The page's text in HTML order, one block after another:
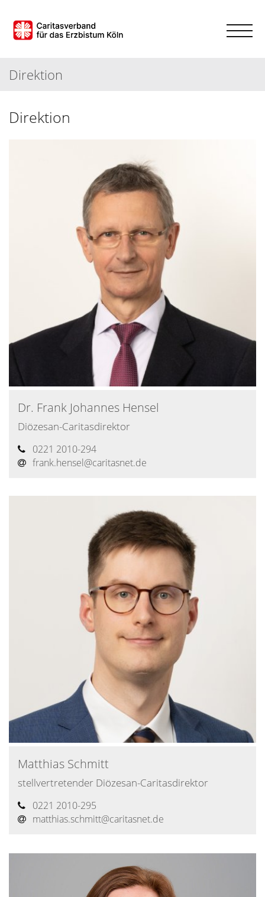
Direktion
Direktion
Dr. Frank Johannes Hensel
Diözesan-Caritasdirektor
0221 2010-294
frank.hensel@​caritasnet.de
Matthias Schmitt
stellvertretender Diözesan-Caritasdirektor
0221 2010-295
matthias.schmitt@​caritasnet.de